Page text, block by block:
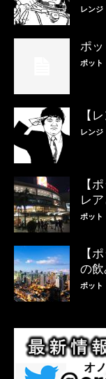
レンジ
ポ
ポット
【
レンジ
【
レ
ポット
【
の
ポット